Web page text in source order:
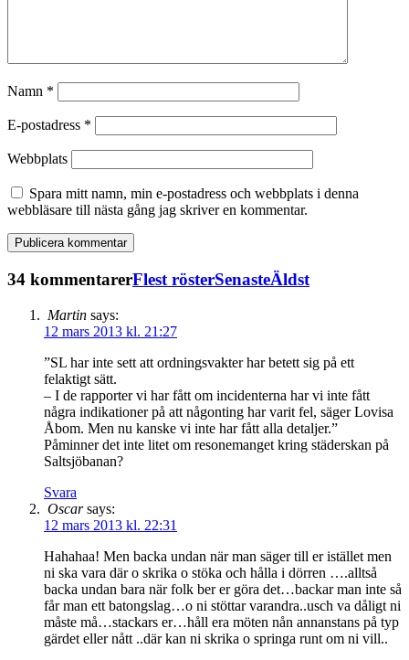
Namn *
E-postadress *
Webbplats
Spara mitt namn, min e-postadress och webbplats i denna
webbläsare till nästa gång jag skriver en kommentar.
34 kommentarerFlest rösterSenasteÄldst
Martin says:
12 mars 2013 kl. 21:27
”SL har inte sett att ordningsvakter har betett sig på ett
felaktigt sätt.
– I de rapporter vi har fått om incidenterna har vi inte fått
några indikationer på att någonting har varit fel, säger Lovisa
Åbom. Men nu kanske vi inte har fått alla detaljer.”
Påminner det inte litet om resonemanget kring städerskan på
Saltsjöbanan?
Svara
Oscar says:
12 mars 2013 kl. 22:31
Hahahaa! Men backa undan när man säger till er istället men
ni ska vara där o skrika o stöka och hålla i dörren ….alltså
backa undan bara när folk ber er göra det…backar man inte så
får man ett batongslag…o ni stöttar varandra..usch va dåligt ni
måste må…stackars er…håll era möten nån annanstans på typ
gärdet eller nått ..där kan ni skrika o springa runt om ni vill..